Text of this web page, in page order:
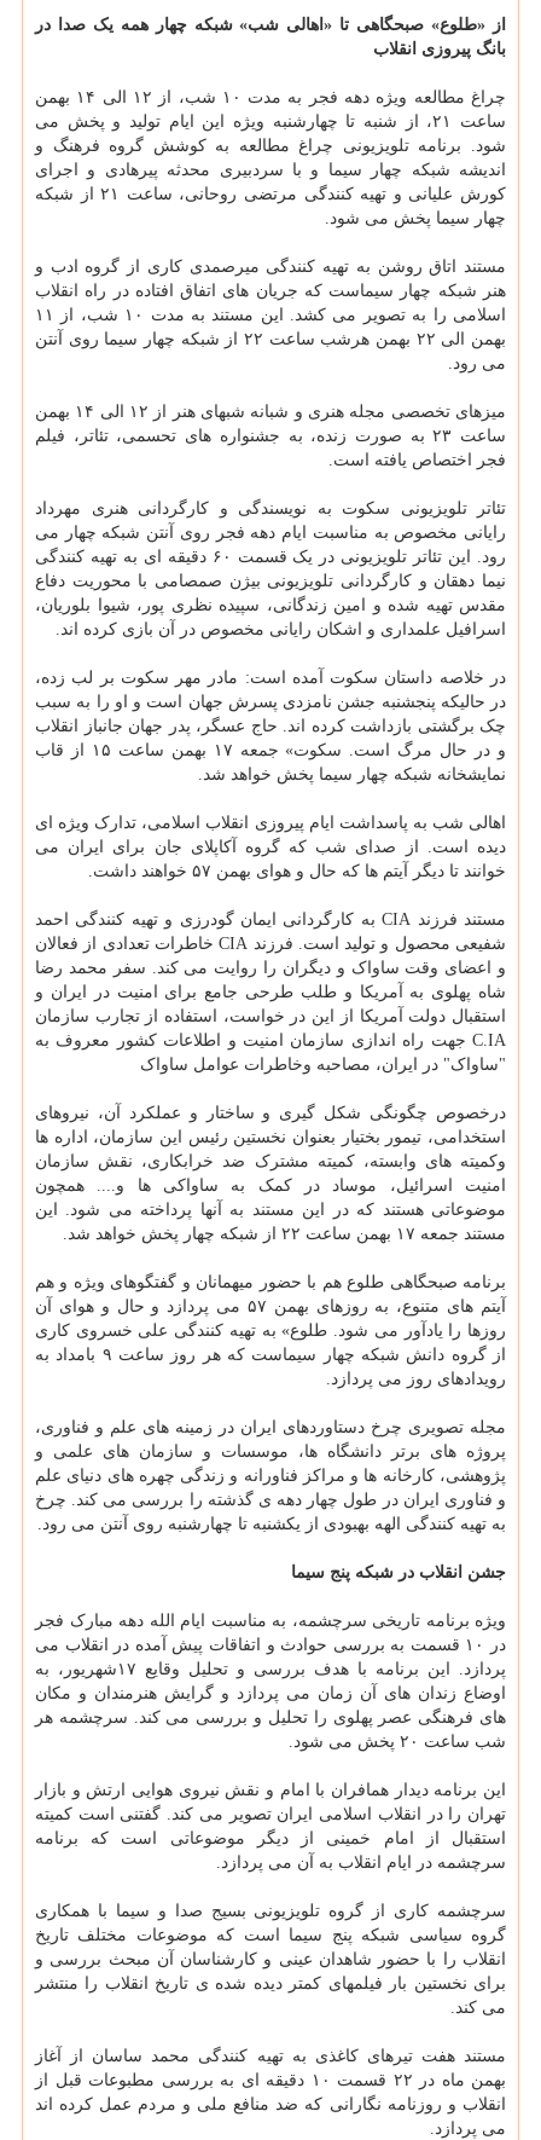
از «طلوع» صبحگاهی تا «اهالی شب» شبکه چهار همه یک صدا در
بانگ پیروزی انقلاب
چراغ مطالعه ویژه دهه فجر به مدت ۱۰ شب، از ۱۲ الی ۱۴ بهمن
ساعت ۲۱، از شنبه تا چهارشنبه ویژه این ایام تولید و پخش می
شود. برنامه تلویزیونی چراغ مطالعه به کوشش گروه فرهنگ و
اندیشه شبکه چهار سیما و با سردبیری محدثه پیرهادی و اجرای
کورش علیانی و تهیه کنندگی مرتضی روحانی، ساعت ۲۱ از شبکه
چهار سیما پخش می شود.
مستند اتاق روشن به تهیه کنندگی میرصمدی کاری از گروه ادب و
هنر شبکه چهار سیماست که جریان های اتفاق افتاده در راه انقلاب
اسلامی را به تصویر می کشد. این مستند به مدت ۱۰ شب، از ۱۱
بهمن الی ۲۲ بهمن هرشب ساعت ۲۲ از شبکه چهار سیما روی آنتن
می رود.
میزهای تخصصی مجله هنری و شبانه شبهای هنر از ۱۲ الی ۱۴ بهمن
ساعت ۲۳ به صورت زنده، به جشنواره های تحسمی، تئاتر، فیلم
فجر اختصاص یافته است.
تئاتر تلویزیونی سکوت به نویسندگی و کارگردانی هنری مهرداد
رایانی مخصوص به مناسبت ایام دهه فجر روی آنتن شبکه چهار می
رود. این تئاتر تلویزیونی در یک قسمت ۶۰ دقیقه ای به تهیه کنندگی
نیما دهقان و کارگردانی تلویزیونی بیژن صمصامی با محوریت دفاع
مقدس تهیه شده و امین زندگانی، سپیده نظری پور، شیوا بلوریان،
اسرافیل علمداری و اشکان رایانی مخصوص در آن بازی کرده اند.
در خلاصه داستان سکوت آمده است: مادر مهر سکوت بر لب زده،
در حالیکه پنجشنبه جشن نامزدی پسرش جهان است و او را به سبب
چک برگشتی بازداشت کرده اند. حاج عسگر، پدر جهان جانباز انقلاب
و در حال مرگ است. سکوت» جمعه ۱۷ بهمن ساعت ۱۵ از قاب
نمایشخانه شبکه چهار سیما پخش خواهد شد.
اهالی شب به پاسداشت ایام پیروزی انقلاب اسلامی، تدارک ویژه ای
دیده است. از صدای شب که گروه آکاپلای جان برای ایران می
خوانند تا دیگر آیتم ها که حال و هوای بهمن ۵۷ خواهند داشت.
مستند فرزند CIA به کارگردانی ایمان گودرزی و تهیه کنندگی احمد
شفیعی محصول و تولید است. فرزند CIA خاطرات تعدادی از فعالان
و اعضای وقت ساواک و دیگران را روایت می کند. سفر محمد رضا
شاه پهلوی به آمریکا و طلب طرحی جامع برای امنیت در ایران و
استقبال دولت آمریکا از این در خواست، استفاده از تجارب سازمان
C.IA جهت راه اندازی سازمان امنیت و اطلاعات کشور معروف به
"ساواک" در ایران، مصاحبه وخاطرات عوامل ساواک
درخصوص چگونگی شکل گیری و ساختار و عملکرد آن، نیروهای
استخدامی، تیمور بختیار بعنوان نخستین رئیس این سازمان، اداره ها
وکمیته های وابسته، کمیته مشترک ضد خرابکاری، نقش سازمان
امنیت اسرائیل، موساد در کمک به ساواکی ها و.... همچون
موضوعاتی هستند که در این مستند به آنها پرداخته می شود. این
مستند جمعه ۱۷ بهمن ساعت ۲۲ از شبکه چهار پخش خواهد شد.
برنامه صبحگاهی طلوع هم با حضور میهمانان و گفتگوهای ویژه و هم
آیتم های متنوع، به روزهای بهمن ۵۷ می پردازد و حال و هوای آن
روزها را یادآور می شود. طلوع» به تهیه کنندگی علی خسروی کاری
از گروه دانش شبکه چهار سیماست که هر روز ساعت ۹ بامداد به
رویدادهای روز می پردازد.
مجله تصویری چرخ دستاوردهای ایران در زمینه های علم و فناوری،
پروژه های برتر دانشگاه ها، موسسات و سازمان های علمی و
پژوهشی، کارخانه ها و مراکز فناورانه و زندگی چهره های دنیای علم
و فناوری ایران در طول چهار دهه ی گذشته را بررسی می کند. چرخ
به تهیه کنندگی الهه بهبودی از یکشنبه تا چهارشنبه روی آنتن می رود.
جشن انقلاب در شبکه پنج سیما
ویژه برنامه تاریخی سرچشمه، به مناسبت ایام الله دهه مبارک فجر
در ۱۰ قسمت به بررسی حوادث و اتفاقات پیش آمده در انقلاب می
پردازد. این برنامه با هدف بررسی و تحلیل وقایع ۱۷شهریور، به
اوضاع زندان های آن زمان می پردازد و گرایش هنرمندان و مکان
های فرهنگی عصر پهلوی را تحلیل و بررسی می کند. سرچشمه هر
شب ساعت ۲۰ پخش می شود.
این برنامه دیدار همافران با امام و نقش نیروی هوایی ارتش و بازار
تهران را در انقلاب اسلامی ایران تصویر می کند. گفتنی است کمیته
استقبال از امام خمینی از دیگر موضوعاتی است که برنامه
سرچشمه در ایام انقلاب به آن می پردازد.
سرچشمه کاری از گروه تلویزیونی بسیج صدا و سیما با همکاری
گروه سیاسی شبکه پنج سیما است که موضوعات مختلف تاریخ
انقلاب را با حضور شاهدان عینی و کارشناسان آن مبحث بررسی و
برای نخستین بار فیلمهای کمتر دیده شده ی تاریخ انقلاب را منتشر
می کند.
مستند هفت تیرهای کاغذی به تهیه کنندگی محمد ساسان از آغاز
بهمن ماه در ۲۲ قسمت ۱۰ دقیقه ای به بررسی مطبوعات قبل از
انقلاب و روزنامه نگارانی که ضد منافع ملی و مردم عمل کرده اند
می پردازد.